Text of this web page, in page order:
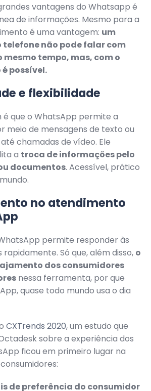
vantagens do Whatsapp é
de informações. Mesmo para a
é uma vantagem: um
não pode falar com
mesmo tempo, mas, com o
possível.
e flexibilidade
que o WhatsApp permite a
meio de mensagens de texto ou
chamadas de vídeo. Ele
a troca de informações pelo
documentos. Acessível, prático
no atendimento
permite responder às
rapidamente. Só que, além disso, o
dos consumidores
nessa ferramenta, por que
quase todo mundo usa o dia
CXTrends 2020, um estudo que
sobre a experiência dos
ficou em primeiro lugar na
de preferência do consumidor